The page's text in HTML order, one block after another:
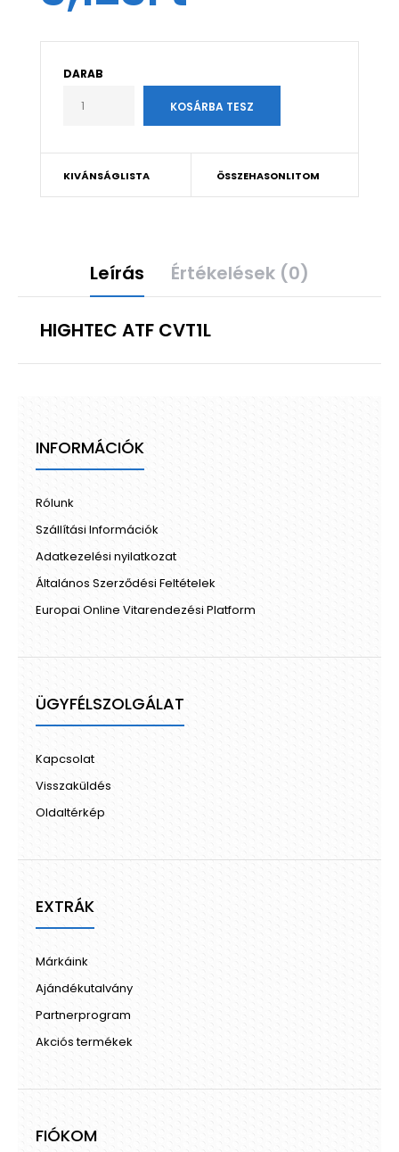
DARAB
KIVÁNSÁGLISTA ÖSSZEHASONLITOM
Leírás Értékelések (0)
HIGHTEC ATF CVT1L
INFORMÁCIÓK
Rólunk
Szállítási Információk
Adatkezelési nyilatkozat
Általános Szerződési Feltételek
Europai Online Vitarendezési Platform
ÜGYFÉLSZOLGÁLAT
Kapcsolat
Visszaküldés
Oldaltérkép
EXTRÁK
Márkáink
Ajándékutalvány
Partnerprogram
Akciós termékek
FIÓKOM